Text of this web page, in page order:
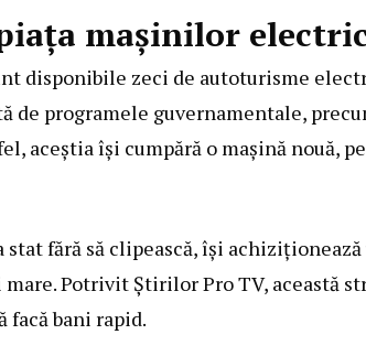
mașinilor
disponibile zeci de autoturisme
programele guvernamentale,
aceștia își cumpără o mașină nouă,
fără să clipească, își
Potrivit Știrilor Pro TV, această
facă bani rapid.